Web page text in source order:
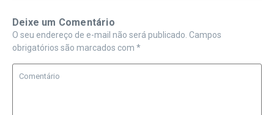
Deixe um Comentário
O seu endereço de e-mail não será publicado. Campos
obrigatórios são marcados com *